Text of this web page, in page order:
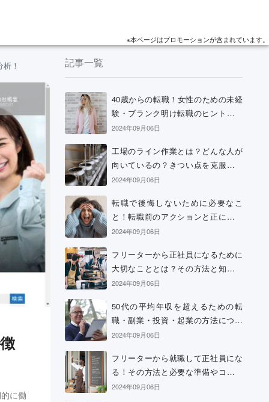
※本ページはプロモーションが含まれています。
！
に働
記事一覧
40歳からの転職！女性のための未経
験・ブランク明け転職のヒントと考
え方
2024年09月06日
工場のライン作業とは？どんな人が
向いているの？きつい点を克服する
方法などを解説
2024年09月06日
転職で後悔しないために必要なこ
と！転職前のアクションと正に後悔
中の場合の解決策
2024年09月06日
フリーターから正社員になるために
大切なこととは？その方法と知って
おきたい心構え
2024年09月06日
50代の平均年収を超えるための転
職・副業・投資・起業の方法につい
て
2024年09月06日
フリーターから就職して正社員にな
る！その方法と必要な準備やコツに
ついて
2024年09月06日